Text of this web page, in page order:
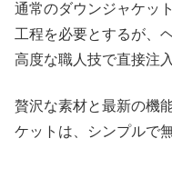
通常のダウンジャケッ
工程を必要とするが、
高度な職人技で直接注
贅沢な素材と最新の機
ケットは、シンプルで